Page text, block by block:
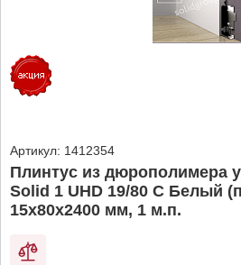
Артикул: 1412354
Плинтус из дюрополимера
Solid 1 UHD 19/80 C Белый
15х80х2400 мм, 1 м.п.